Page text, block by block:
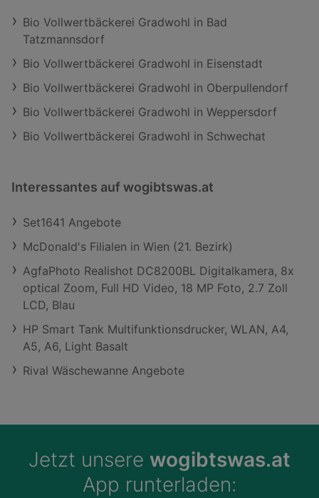
Bio Vollwertbäckerei Gradwohl in Bad
Tatzmannsdorf
Bio Vollwertbäckerei Gradwohl in Eisenstadt
Bio Vollwertbäckerei Gradwohl in Oberpullendorf
Bio Vollwertbäckerei Gradwohl in Weppersdorf
Bio Vollwertbäckerei Gradwohl in Schwechat
Interessantes auf wogibtswas.at
Set1641 Angebote
McDonald's Filialen in Wien (21. Bezirk)
AgfaPhoto Realishot DC8200BL Digitalkamera, 8x
optical Zoom, Full HD Video, 18 MP Foto, 2.7 Zoll
LCD, Blau
HP Smart Tank Multifunktionsdrucker, WLAN, A4,
A5, A6, Light Basalt
Rival Wäschewanne Angebote
Jetzt unsere wogibtswas.at
App runterladen: